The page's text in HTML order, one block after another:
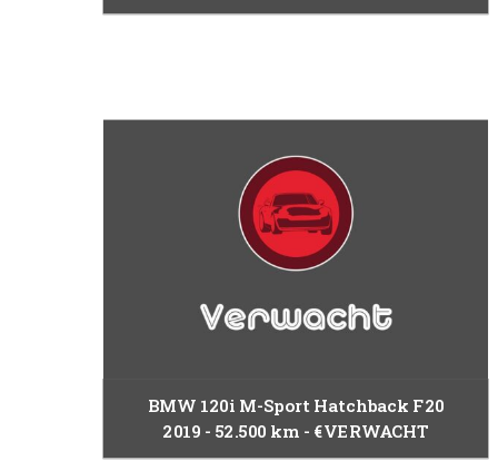
BMW 120i M-Sport Hatchback F20
2019 52.500 km €VERWACHT